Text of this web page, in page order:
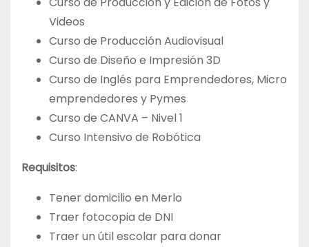
Videos
Curso de Producción Audiovisual
Curso de Diseño e Impresión 3D
Curso de Inglés para Emprendedores, Micro
emprendedores y Pymes
Curso de CANVA – Nivel 1
Curso Intensivo de Robótica
Requisitos:
Tener domicilio en Merlo
Traer fotocopia de DNI
Traer un útil escolar para donar